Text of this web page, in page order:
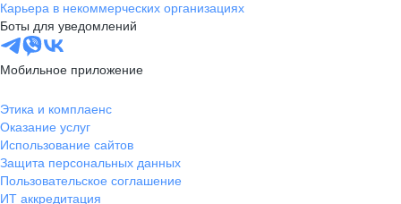
Карьера в некоммерческих организациях
Боты для уведомлений
Мобильное приложение
Этика и комплаенс
Оказание услуг
Использование сайтов
Защита персональных данных
Пользовательское соглашение
ИТ аккредитация